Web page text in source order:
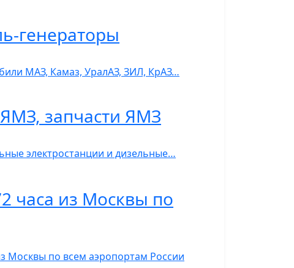
генераторы
МАЗ, Камаз, УралАЗ, ЗИЛ, КрАЗ…
запчасти ЯМЗ
электростанции и дизельные…
часа из Москвы по
Москвы по всем аэропортам России